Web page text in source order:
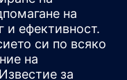
на IC
на дизайн, като
използването на